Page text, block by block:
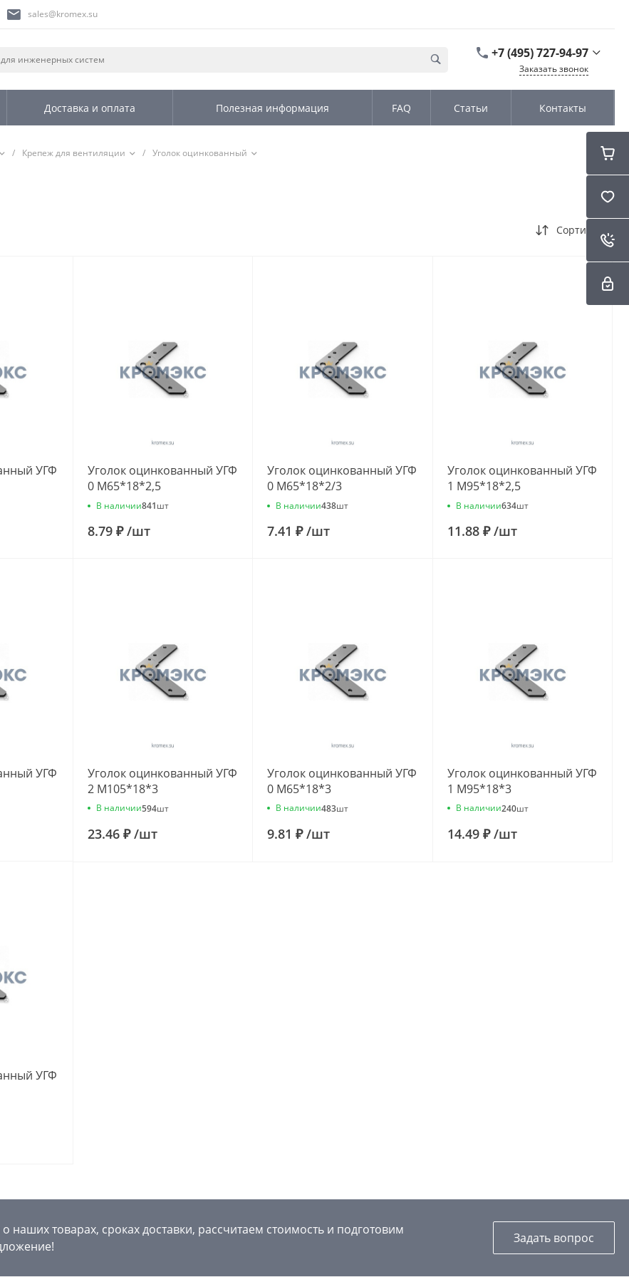
sales@kromex.su
+7 (495) 727-94-97
Заказать звонок
Доставка и оплата Полезная информация FAQ Статьи Контакты
/ Крепеж для вентиляции / Уголок оцинкованный
Сортировка
УГФ
Уголок оцинкованный УГФ
0 М65*18*2,5
В наличии841шт
8.79 ₽/шт
Уголок оцинкованный УГФ
0 М65*18*2/3
В наличии438шт
7.41 ₽/шт
Уголок оцинкованный УГФ
1 М95*18*2,5
В наличии634шт
11.88 ₽/шт
УГФ
Уголок оцинкованный УГФ
2 М105*18*3
В наличии594шт
23.46 ₽/шт
Уголок оцинкованный УГФ
0 М65*18*3
В наличии483шт
9.81 ₽/шт
Уголок оцинкованный УГФ
1 М95*18*3
В наличии240шт
14.49 ₽/шт
УГФ
наших товарах, сроках доставки, рассчитаем стоимость и подготовим
Задать вопрос